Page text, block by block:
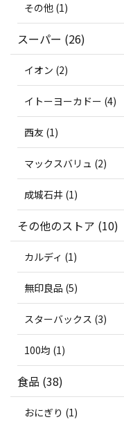
その他 (1)
スーパー (26)
イオン (2)
イトーヨーカドー (4)
西友 (1)
マックスバリュ (2)
成城石井 (1)
その他のストア (10)
カルディ (1)
無印良品 (5)
スターバックス (3)
100均 (1)
食品 (38)
おにぎり (1)